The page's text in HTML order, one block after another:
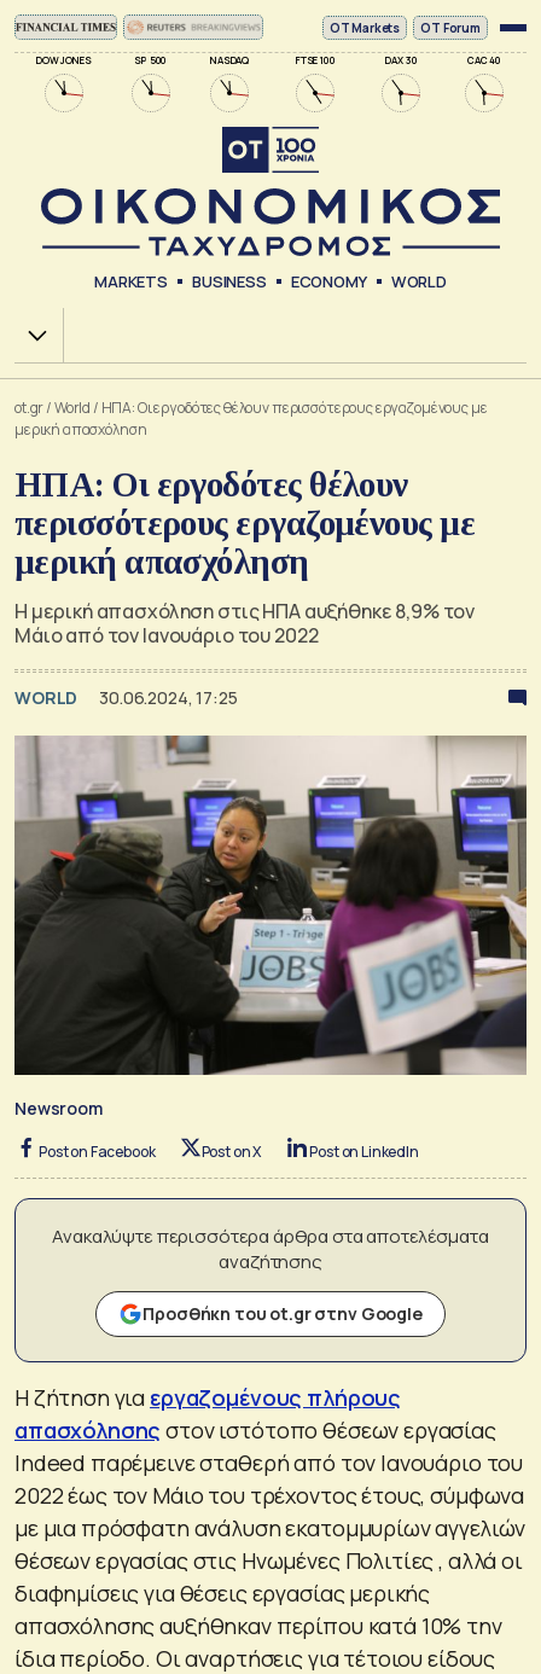
DOW JONES SP 500 NASDAQ FTSE 100 DAX 30 CAC 40
ΟΤ Markets OT Forum
MARKETS BUSINESS ECONOMY WORLD
Χ.Α.
ot.gr/World / ΗΠΑ: Οι εργοδότες θέλουν περισσότερους εργαζομένους με
μερική απασχόληση
ΗΠΑ: Οι εργοδότες θέλουν
περισσότερους εργαζομένους με
μερική απασχόληση
Η μερική απασχόληση στις ΗΠΑ αυξήθηκε 8,9% τον
Μάιο από τον Ιανουάριο του 2022
WORLD 30.06.2024, 17:25
Newsroom
Post on Facebook Post on X Post on LinkedIn
Ανακαλύψτε περισσότερα άρθρα στα αποτελέσματα
αναζήτησης
Προσθήκη του ot.gr στην Google
Η ζήτηση για εργαζομένους πλήρους
απασχόλησης στον ιστότοπο θέσεων εργασίας
Indeed παρέμεινε σταθερή από τον Ιανουάριο του
2022 έως τον Μάιο του τρέχοντος έτους, σύμφωνα
με μια πρόσφατη ανάλυση εκατομμυρίων αγγελιών
θέσεων εργασίας στις Ηνωμένες Πολιτίες , αλλά οι
διαφημίσεις για θέσεις εργασίας μερικής
απασχόλησης αυξήθηκαν περίπου κατά 10% την
ίδια περίοδο. Οι αναρτήσεις για τέτοιου είδους